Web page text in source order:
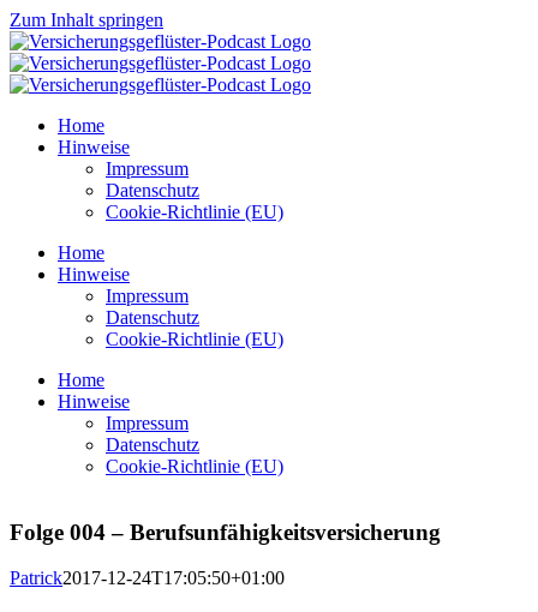
Zum Inhalt springen
Home
Hinweise
Impressum
Datenschutz
Cookie-Richtlinie (EU)
Home
Hinweise
Impressum
Datenschutz
Cookie-Richtlinie (EU)
Home
Hinweise
Impressum
Datenschutz
Cookie-Richtlinie (EU)
Folge 004 – Berufsunfähigkeitsversicherung
Patrick2017-12-24T17:05:50+01:00